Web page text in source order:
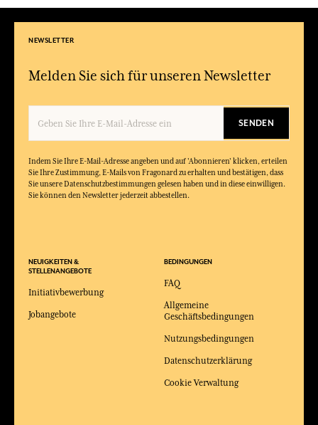
NEWSLETTER
Melden Sie sich für unseren Newsletter
SENDEN
Indem Sie Ihre E-Mail-Adresse angeben und auf 'Abonnieren' klicken, erteilen
Sie Ihre Zustimmung, E-Mails von Fragonard zu erhalten und bestätigen, dass
Sie unsere Datenschutzbestimmungen gelesen haben und in diese einwilligen.
Sie können den Newsletter jederzeit abbestellen.
BEDINGUNGEN
FAQ
Allgemeine
Geschäftsbedingungen
Nutzungsbedingungen
Datenschutzerklärung
Cookie Verwaltung
NEUIGKEITEN &
STELLENANGEBOTE
Initiativbewerbung
Jobangebote